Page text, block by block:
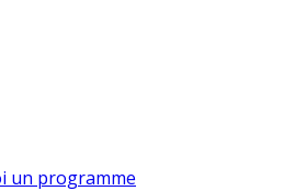
un programme